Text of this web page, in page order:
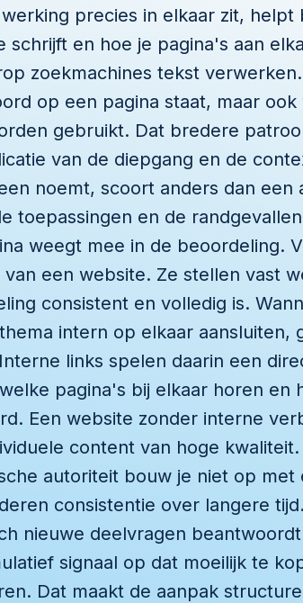
precies in elkaar zit, helpt
en hoe je pagina's aan
zoekmachines tekst
op een pagina staat, maar ook
gebruikt. Dat bredere
van de diepgang en de
noemt, scoort anders dan een
toepassingen en de
weegt mee in de beoordeling.
een website. Ze stellen vast
consistent en volledig is.
intern op elkaar aansluiten,
links spelen daarin een
pagina's bij elkaar horen en
Een website zonder interne
content van hoge
autoriteit bouw je niet op met
consistentie over langere
nieuwe deelvragen
signaal op dat moeilijk te
Dat maakt de aanpak